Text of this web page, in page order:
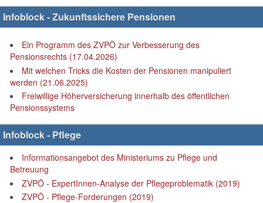
Infoblock - Zukunftssichere Pensionen
Ein Programm des ZVPÖ zur Verbesserung des
Pensionsrechts (17.04.2026)
Mit welchen Tricks die Kosten der Pensionen manipuliert
werden (21.06.2025)
Freiwillige Höherversicherung innerhalb des öffentlichen
Pensionssystems
Infoblock - Pflege
Informationsangebot des Ministeriums zu Pflege und
Betreuung
ZVPÖ - ExpertInnen-Analyse der Pflegeproblematik (2019)
ZVPÖ - Pflege-Forderungen (2019)